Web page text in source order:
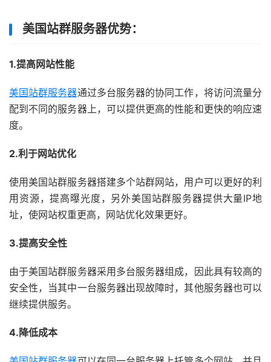
美国站群服务器优势：
1.提高网站性能
美国站群服务器通过多台服务器的协同工作，将访问流量分
配到不同的服务器上，可以提供更高的性能和更快的响应速
度。
2.利于网站优化
使用美国站群服务器搭建多个站群网站，用户可以更好的利
用资源，提高曝光度，另外美国站群服务器提供大量IP地
址，使网站权重更高，网站优化效果更好。
3.提高安全性
由于美国站群服务器采用多台服务器组成，因此具有较高的
安全性，当其中一台服务器出现故障时，其他服务器也可以
继续提供服务。
4.降低成本